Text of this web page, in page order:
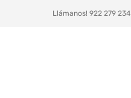
Llámanos! 922 279 234